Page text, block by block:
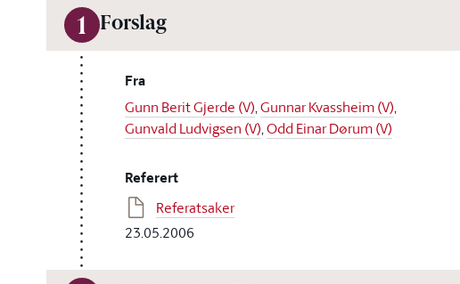
1 Forslag
Fra
Gunn Berit Gjerde (V),Gunnar Kvassheim (V),
Gunvald Ludvigsen (V),Odd Einar Dørum (V)
Referert
Referatsaker
23.05.2006